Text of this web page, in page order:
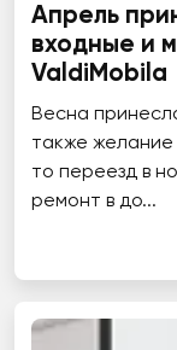
Апрель
входные и
ValdiMobila
Весна
также желание
то переезд в
ремонт в до...